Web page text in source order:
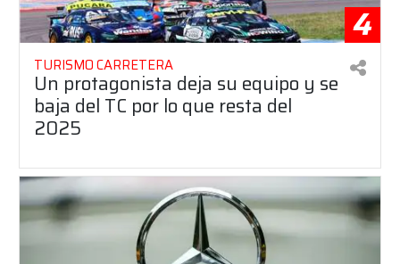
4
TURISMO CARRETERA
Un protagonista deja su equipo y se
baja del TC por lo que resta del
2025